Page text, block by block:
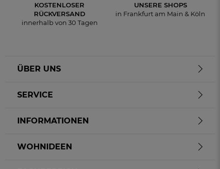
KOSTENLOSER
RÜCKVERSAND
innerhalb von 30 Tagen
UNSERE SHOPS
in Frankfurt am Main & Köln
ÜBER UNS
SERVICE
INFORMATIONEN
WOHNIDEEN